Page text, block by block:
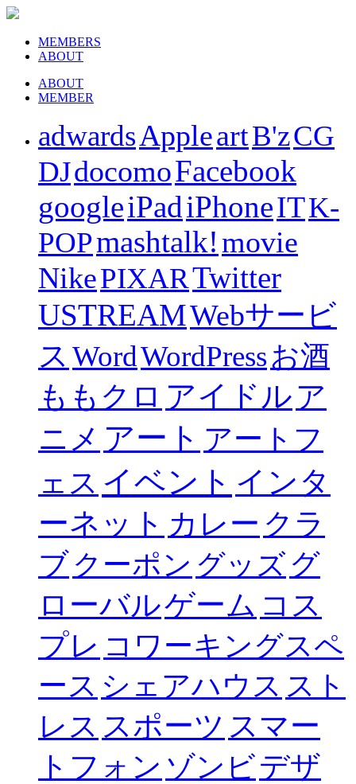
MEMBERS
ABOUT
ABOUT
MEMBER
adwardsAppleartB'zCG
DJdocomoFacebook
googleiPadiPhoneITK-
POPmashtalk!movie
NikePIXARTwitter
USTREAMWebサービ
ス WordWordPressお酒
ももクロ アイドルア
ニメ アート アートフ
ェス イベント インタ
ーネット カレー クラ
ブクーポン グッズグ
ローバルゲーム コス
プレ コワーキングスペ
ース シェアハウス スト
レス スポーツ スマー
トフォン ゾンビデザ